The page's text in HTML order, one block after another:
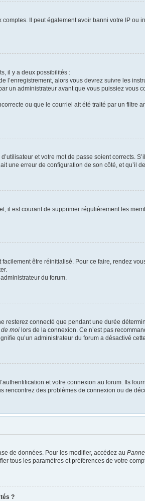
Il peut également avoir banni votre IP ou
il y a deux possibilités :
l’enregistrement, alors vous devrez suivre les
un administrateur avant que vous puissiez vous
ou que le courriel ait été traité par un filtre
et votre mot de passe soient corrects.
une erreur de configuration de son côté, et qu’il
il est courant de supprimer régulièrement les
être réinitialisé. Pour ce faire, rendez
du forum.
resterez connecté que pendant une durée
moi lors de la connexion. Ce n’est pas
qu’un administrateur du forum a désactivé
et votre connexion au forum. Ils
rencontrez des problèmes de connexion ou de
de données. Pour les modifier, accédez au
tous les paramètres et préférences de votre
?